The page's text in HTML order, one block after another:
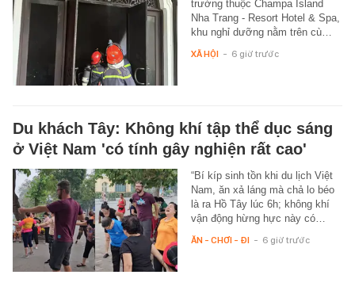
trường thuộc Champa Island
Nha Trang - Resort Hotel & Spa,
khu nghỉ dưỡng nằm trên cù…
XÃ HỘI - 6 giờ trước
Du khách Tây: Không khí tập thể dục sáng
ở Việt Nam 'có tính gây nghiện rất cao'
“Bí kíp sinh tồn khi du lịch Việt
Nam, ăn xả láng mà chả lo béo
là ra Hồ Tây lúc 6h; không khí
vận động hừng hực này có…
ĂN - CHƠI - ĐI - 6 giờ trước